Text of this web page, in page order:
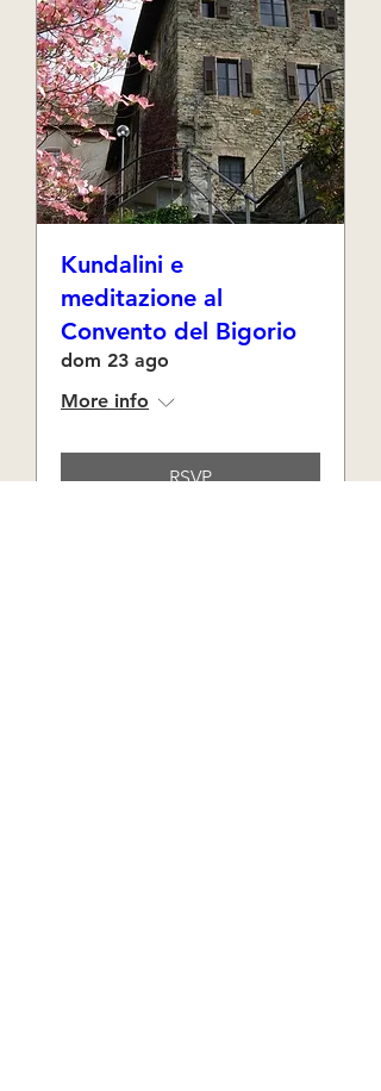
Kundalini e
meditazione al
Convento del Bigorio
dom 23 ago
More info
RSVP